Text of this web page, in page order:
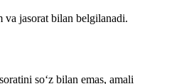
jasorat bilan belgilanadi.
so‘z bilan emas, amali